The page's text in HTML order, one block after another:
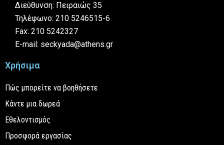
Διεύθυνση: Πειραιώς 35
Τηλέφωνο: 210 5246515-6
Fax: 210 5242327
E-mail: seckyada@athens.gr
Χρήσιμα
Πώς μπορείτε να βοηθήσετε
Κάντε μια δωρεά
Εθελοντισμός
Προσφορά εργασίας